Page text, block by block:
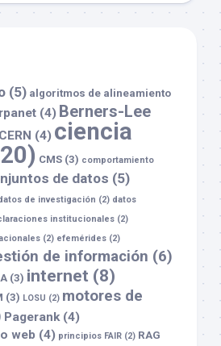
(5) algoritmos de alineamiento
(4) Berners-Lee
CERN (4) ciencia
CMS (3) comportamiento
de datos (5)
de investigación (2) datos
institucionales (2)
(2) efemérides (2)
de información (6)
(3) internet (8)
(3) LOSU (2) motores de
Pagerank(4)
web (4) principios FAIR (2) RAG